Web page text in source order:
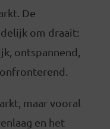
De
om draait:
ontspannend,
maar vooral
en het